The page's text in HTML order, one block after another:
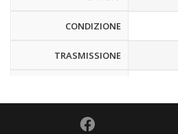
CONDIZIONE
TRASMISSIONE
FUEL ECONOMY